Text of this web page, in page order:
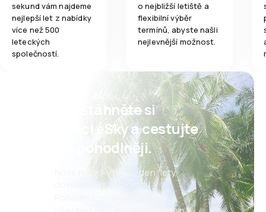
sekund vám najdeme
nejlepší let z nabídky
více než 500
leteckých
společností.
o nejbližší letiště a
flexibilní výběr
termínů, abyste našli
nejlevnější možnost.
Psst! Stáhněte si
aplikaci eSky a cestujte
ještě pohodlněji.
Nové nabídky každý den: lety,
dovolené, eurovíkendy